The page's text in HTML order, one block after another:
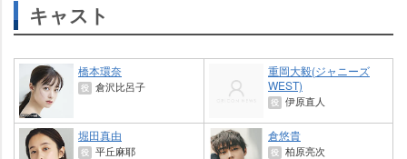
キャスト
橋本環奈
役 倉沢比呂子
重岡大毅(ジャニーズ
WEST)
役 伊原直人
堀田真由
役 平丘麻耶
倉悠貴
役 柏原亮次